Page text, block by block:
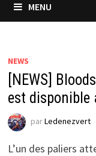
MENU
NEWS
[NEWS]
est disponible
parLedenezvert
L’un des paliers